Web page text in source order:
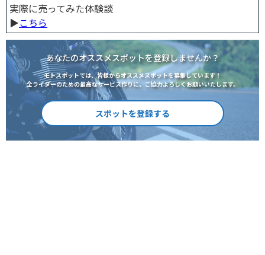
実際に売ってみた体験談
▶︎こちら
あなたのオススメスポットを登録しませんか？
モトスポットでは、皆様からオススメスポットを募集しています！
全ライダーのための最高なサービス作りに、ご協力よろしくお願いいたします。
スポットを登録する